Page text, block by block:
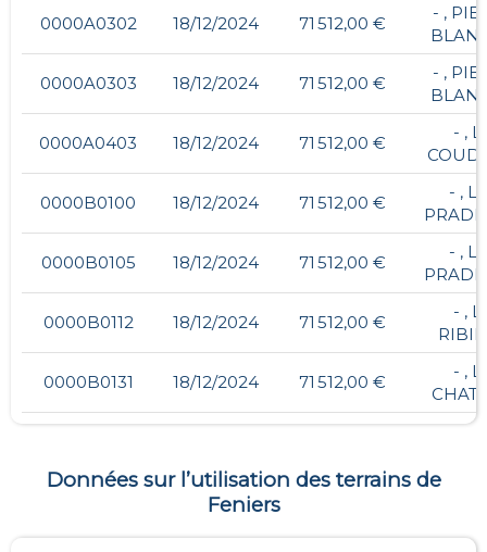
0000A0302 18/12/2024 71 512,00 €
- ,
0000A0303 18/12/2024 71 512,00 €
- ,
0000A0403 18/12/2024 71 512,00 €
- ,
0000B0100 18/12/2024 71 512,00 €
- ,
0000B0105 18/12/2024 71 512,00 €
- ,
0000B0112 18/12/2024 71 512,00 €
- ,
0000B0131 18/12/2024 71 512,00 €
- ,
Données sur l’utilisation des terrains de
Feniers